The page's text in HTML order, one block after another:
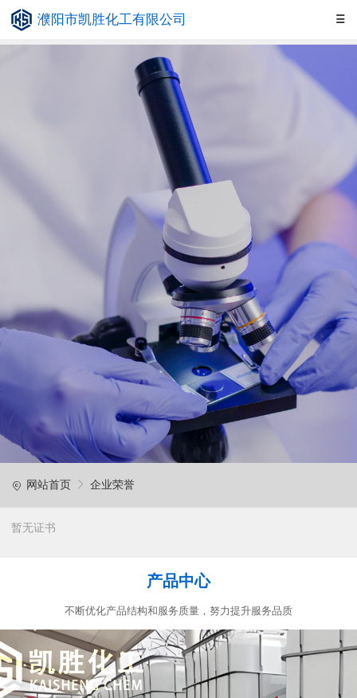
濮阳市凯胜化工有限公司
网站首页 企业荣誉
暂无证书
产品中心
不断优化产品结构和服务质量，努力提升服务品质